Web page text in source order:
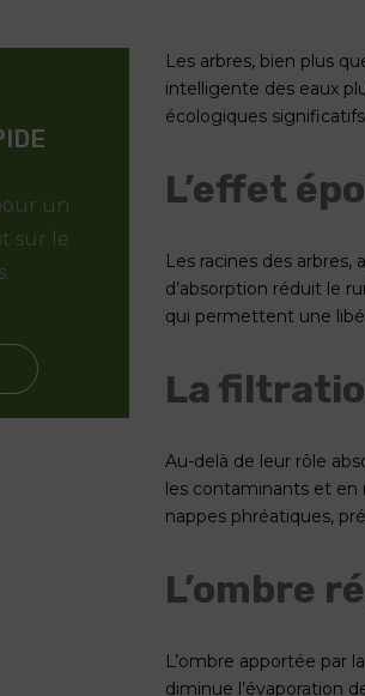
un
sur le
Les arbres, bien plus
intelligente des eaux
écologiques
L’effet
Les racines des
d’absorption réduit le
qui permettent une
La
Au-delà de leur rôle
les contaminants et en
nappes phréatiques,
L’ombre
L’ombre apportée par
diminue l’évaporation